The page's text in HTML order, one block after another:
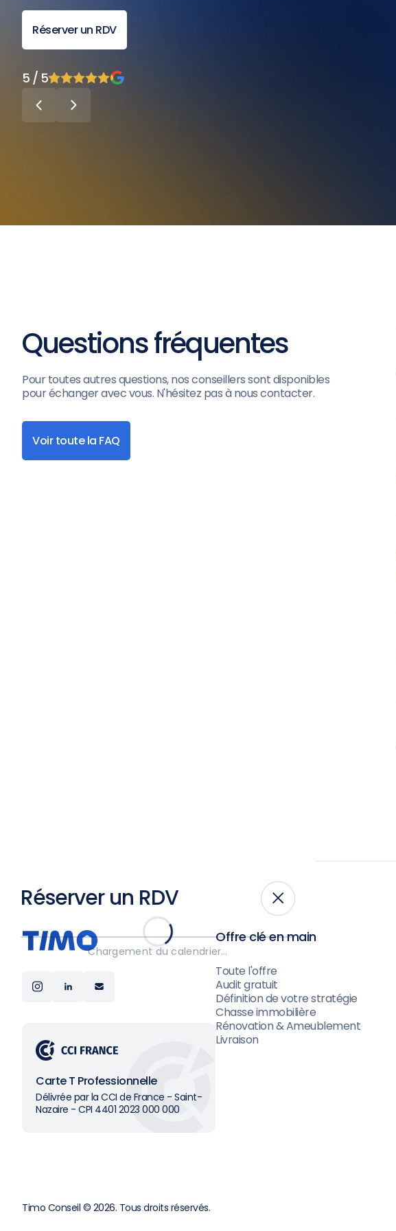
Réserver un RDV
5 / 5
Questions fréquentes
Pour toutes autres questions, nos conseillers sont disponibles
pour échanger avec vous. N'hésitez pas à nous contacter.
Voir toute la FAQ
Réserver un RDV
Chargement du calendrier…
Carte T Professionnelle
Délivrée par la CCI de France - Saint-
Nazaire - CPI 4401 2023 000 000
Offre clé en main
Toute l'offre
Audit gratuit
Définition de votre stratégie
Chasse immobilière
Rénovation & Ameublement
Livraison
Timo Conseil © 2026. Tous droits réservés.